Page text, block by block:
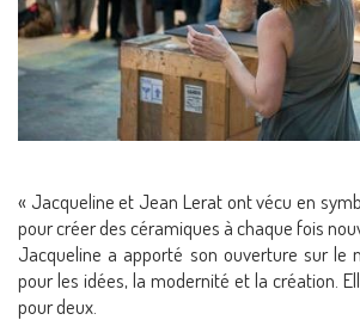
« Jacqueline et Jean Lerat ont vécu en
pour créer des céramiques à chaque fois
Jacqueline a apporté son ouverture sur le
pour les idées, la modernité et la création.
pour deux.